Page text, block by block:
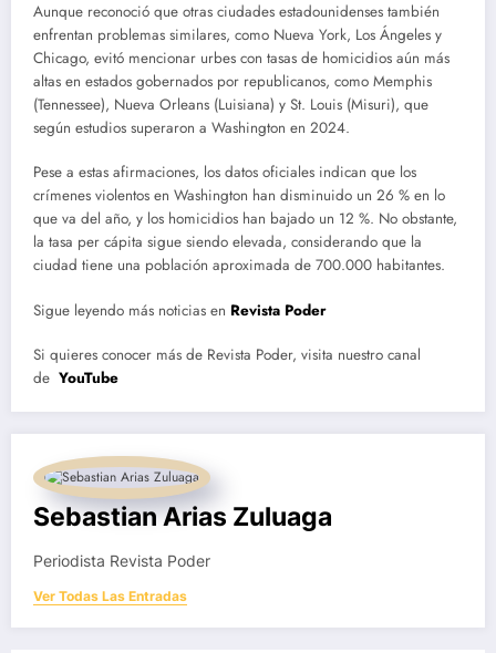
Aunque reconoció que otras ciudades estadounidenses también
enfrentan problemas similares, como Nueva York, Los Ángeles y
Chicago, evitó mencionar urbes con tasas de homicidios aún más
altas en estados gobernados por republicanos, como Memphis
(Tennessee), Nueva Orleans (Luisiana) y St. Louis (Misuri), que
según estudios superaron a Washington en 2024.
Pese a estas afirmaciones, los datos oficiales indican que los
crímenes violentos en Washington han disminuido un 26 % en lo
que va del año, y los homicidios han bajado un 12 %. No obstante,
la tasa per cápita sigue siendo elevada, considerando que la
ciudad tiene una población aproximada de 700.000 habitantes.
Sigue leyendo más noticias en Revista Poder
Si quieres conocer más de Revista Poder, visita nuestro canal
de YouTube
Sebastian Arias Zuluaga
Periodista Revista Poder
Ver Todas Las Entradas